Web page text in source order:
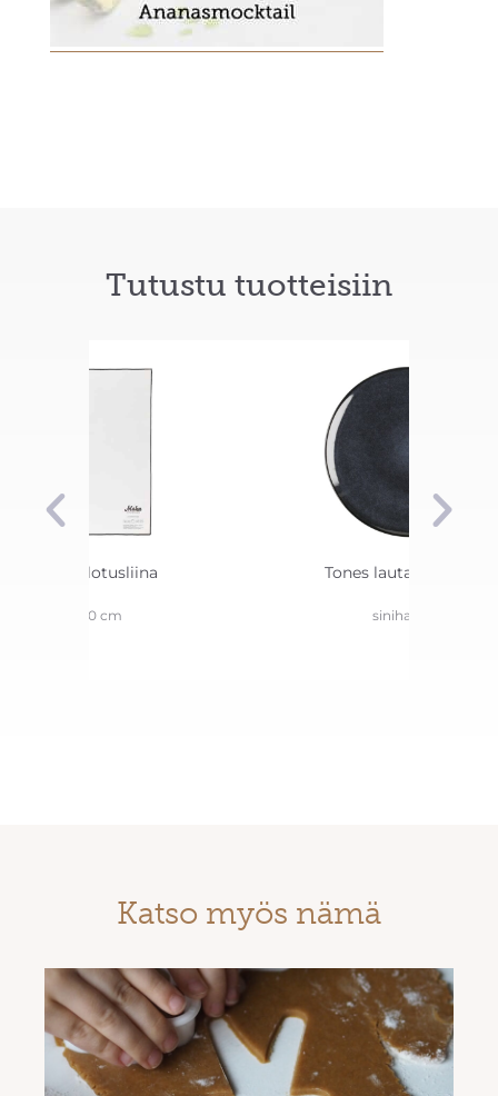
Tutustu tuotteisiin
Lasin kiillotusliina
64×50 cm
Tones lautanen 27 cm
siniharmaa
Katso myös nämä